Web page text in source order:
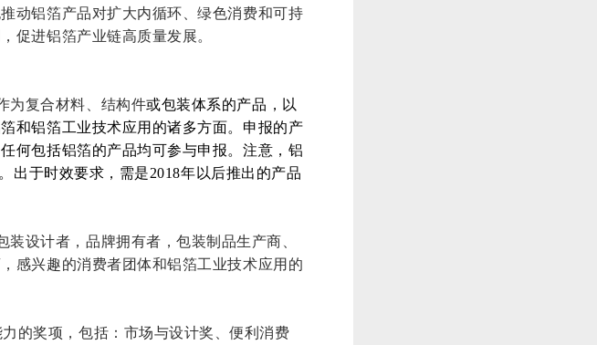
动铝箔产品对扩大内循环、绿色消费和可持
促进铝箔产业链高质量发展。
为复合材料、结构件或包装体系的产品，以
和铝箔工业技术应用的诸多方面。申报的产
何包括铝箔的产品均可参与申报。注意，铝
出于时效要求，需是2018年以后推出的产品
设计者，品牌拥有者，包装制品生产商、
感兴趣的消费者团体和铝箔工业技术应用的
的奖项，包括：市场与设计奖、便利消费